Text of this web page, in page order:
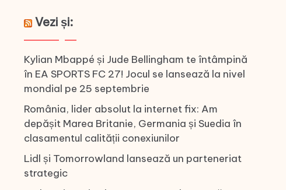
Vezi și:
Kylian Mbappé și Jude Bellingham te întâmpină
în EA SPORTS FC 27! Jocul se lansează la nivel
mondial pe 25 septembrie
România, lider absolut la internet fix: Am
depășit Marea Britanie, Germania și Suedia în
clasamentul calității conexiunilor
Lidl și Tomorrowland lansează un parteneriat
strategic